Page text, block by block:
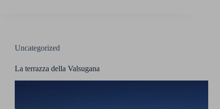
Uncategorized
La terrazza della Valsugana